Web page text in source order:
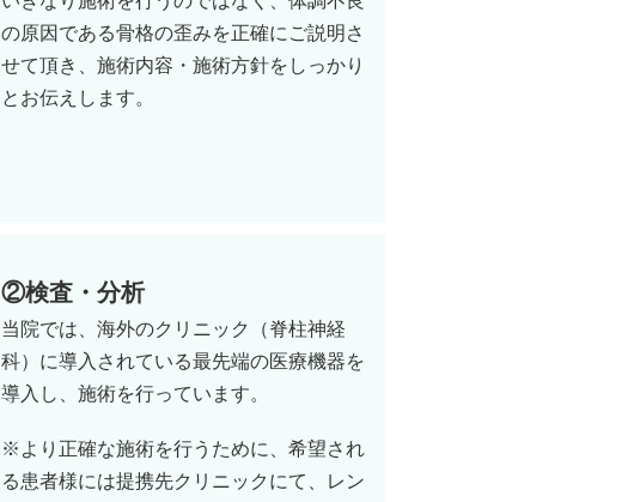
の原因である骨格の歪みを正確にご説明さ
せて頂き、施術内容・施術方針をしっかり
とお伝えします。
②検査・分析
当院では、海外のクリニック（脊柱神経
科）に導入されている最先端の医療機器を
導入し、施術を行っています。
※より正確な施術を行うために、希望され
る患者様には提携先クリニックにて、レン